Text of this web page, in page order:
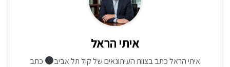
איתי הראל
איתי הראל כתב בצוות העיתונאים של קול תל אביב
כתב